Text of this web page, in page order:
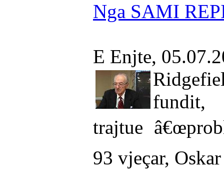
Nga SAMI
E Enjte,
fundit,
trajtue
93 vjeçar, Oskar